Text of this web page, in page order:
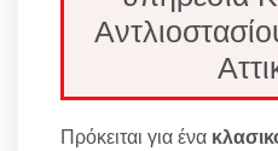
Πρόκειται για ένα